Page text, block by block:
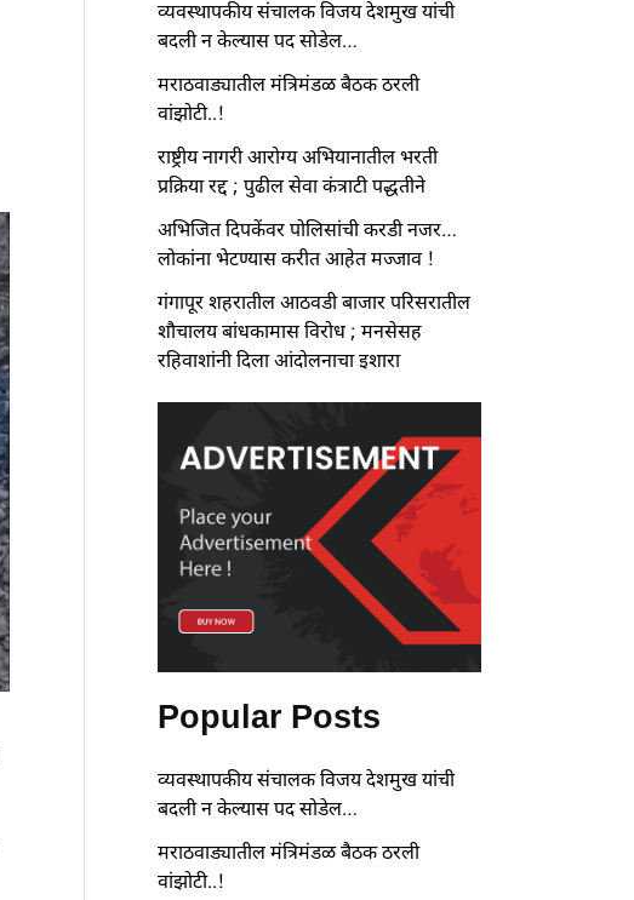
व्यवस्थापकीय संचालक विजय देशमुख यांची
बदली न केल्यास पद सोडेल…
मराठवाड्यातील मंत्रिमंडळ बैठक ठरली
वांझोटी..!
राष्ट्रीय नागरी आरोग्य अभियानातील भरती
प्रक्रिया रद्द ; पुढील सेवा कंत्राटी पद्धतीने
अभिजित दिपकेंवर पोलिसांची करडी नजर…
लोकांना भेटण्यास करीत आहेत मज्जाव !
गंगापूर शहरातील आठवडी बाजार परिसरातील
शौचालय बांधकामास विरोध ; मनसेसह
रहिवाशांनी दिला आंदोलनाचा इशारा
Popular Posts
व्यवस्थापकीय संचालक विजय देशमुख यांची
बदली न केल्यास पद सोडेल…
मराठवाड्यातील मंत्रिमंडळ बैठक ठरली
वांझोटी..!